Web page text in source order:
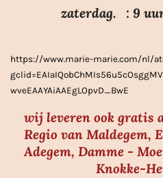
e
n
zaterdag. : 9
https://www.marie-marie.com/nl/
wveEAAYAiAAEgLOpvD_BwE
wij leveren ook gratis
Regio van Maldegem,
Adegem, Damme -
Knokke-